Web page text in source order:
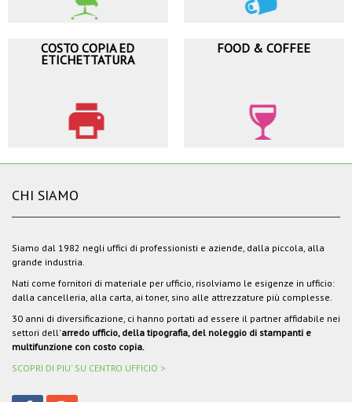
COSTO COPIA ED
ETICHETTATURA
FOOD & COFFEE
CHI SIAMO
Siamo dal 1982 negli uffici di professionisti e aziende, dalla piccola, alla
grande industria.
Nati come fornitori di materiale per ufficio, risolviamo le esigenze in ufficio:
dalla cancelleria, alla carta, ai toner, sino alle attrezzature più complesse.
30 anni di diversificazione, ci hanno portati ad essere il partner affidabile nei
settori dell'arredo ufficio, della tipografia, del noleggio di stampanti e
multifunzione con costo copia.
SCOPRI DI PIU' SU CENTRO UFFICIO >